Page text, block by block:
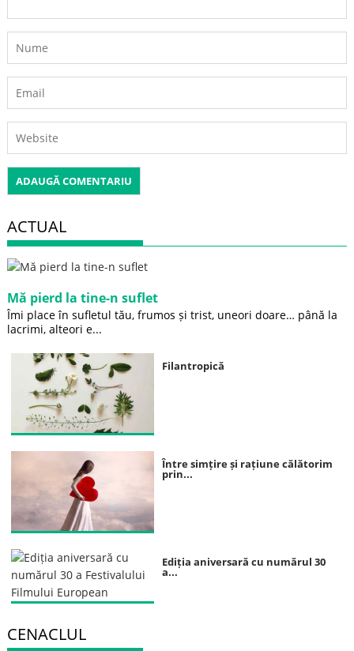
ACTUAL
Mă pierd la tine-n suflet
Îmi place în sufletul tău, frumos și trist, uneori doare… până la
lacrimi, alteori e...
Filantropică
Între simțire și rațiune călătorim
prin...
Ediția aniversară cu numărul 30
a...
CENACLUL